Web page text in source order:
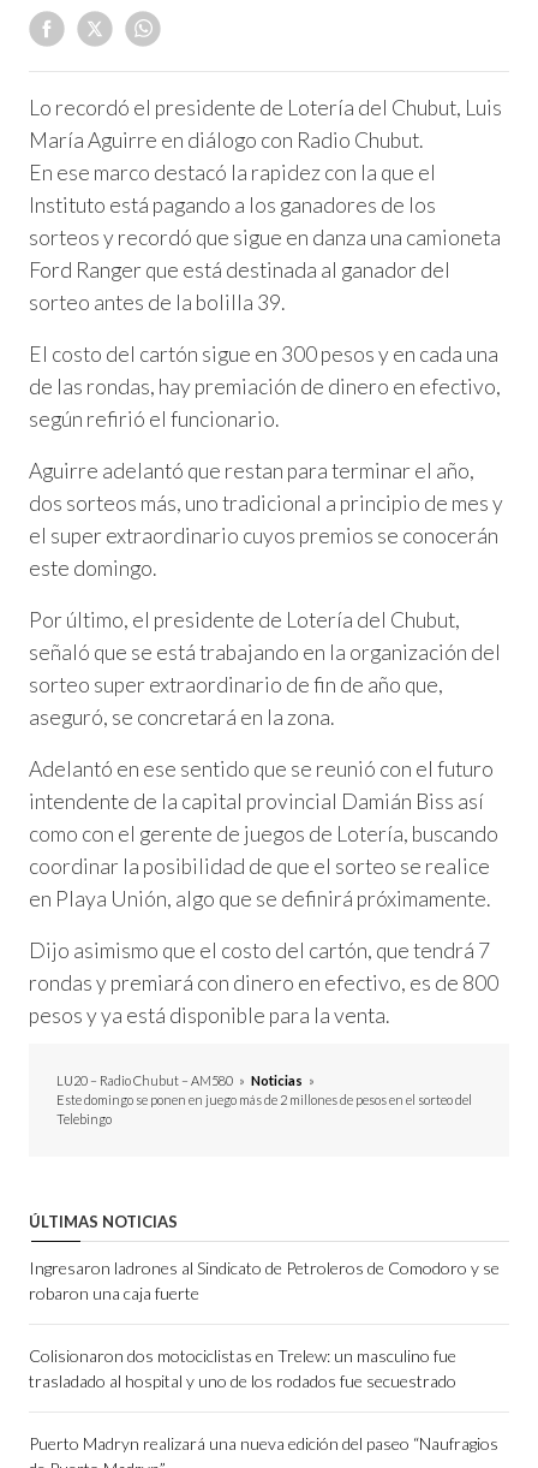
Lo recordó el presidente de Lotería del Chubut, Luis
María Aguirre en diálogo con Radio Chubut.
En ese marco destacó la rapidez con la que el
Instituto está pagando a los ganadores de los
sorteos y recordó que sigue en danza una camioneta
Ford Ranger que está destinada al ganador del
sorteo antes de la bolilla 39.
El costo del cartón sigue en 300 pesos y en cada una
de las rondas, hay premiación de dinero en efectivo,
según refirió el funcionario.
Aguirre adelantó que restan para terminar el año,
dos sorteos más, uno tradicional a principio de mes y
el super extraordinario cuyos premios se conocerán
este domingo.
Por último, el presidente de Lotería del Chubut,
señaló que se está trabajando en la organización del
sorteo super extraordinario de fin de año que,
aseguró, se concretará en la zona.
Adelantó en ese sentido que se reunió con el futuro
intendente de la capital provincial Damián Biss así
como con el gerente de juegos de Lotería, buscando
coordinar la posibilidad de que el sorteo se realice
en Playa Unión, algo que se definirá próximamente.
Dijo asimismo que el costo del cartón, que tendrá 7
rondas y premiará con dinero en efectivo, es de 800
pesos y ya está disponible para la venta.
LU20 – Radio Chubut – AM580 » Noticias »
Este domingo se ponen en juego más de 2 millones de pesos en el sorteo del
Telebingo
ÚLTIMAS NOTICIAS
Ingresaron ladrones al Sindicato de Petroleros de Comodoro y se
robaron una caja fuerte
Colisionaron dos motociclistas en Trelew: un masculino fue
trasladado al hospital y uno de los rodados fue secuestrado
Puerto Madryn realizará una nueva edición del paseo “Naufragios